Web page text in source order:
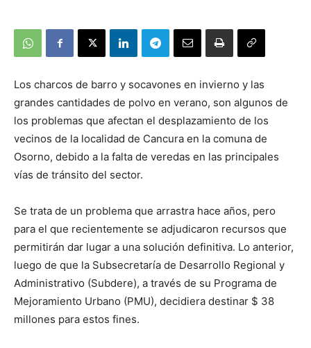
Los charcos de barro y socavones en invierno y las
grandes cantidades de polvo en verano, son algunos de
los problemas que afectan el desplazamiento de los
vecinos de la localidad de Cancura en la comuna de
Osorno, debido a la falta de veredas en las principales
vías de tránsito del sector.
Se trata de un problema que arrastra hace años, pero
para el que recientemente se adjudicaron recursos que
permitirán dar lugar a una solución definitiva. Lo anterior,
luego de que la Subsecretaría de Desarrollo Regional y
Administrativo (Subdere), a través de su Programa de
Mejoramiento Urbano (PMU), decidiera destinar $ 38
millones para estos fines.